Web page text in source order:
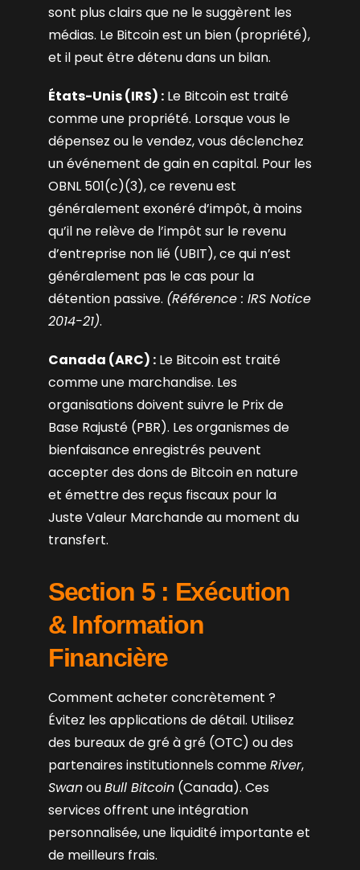
sont plus clairs que ne le suggèrent les
médias. Le Bitcoin est un bien (propriété),
et il peut être détenu dans un bilan.
États-Unis (IRS) : Le Bitcoin est traité
comme une propriété. Lorsque vous le
dépensez ou le vendez, vous déclenchez
un événement de gain en capital. Pour les
OBNL 501(c)(3), ce revenu est
généralement exonéré d’impôt, à moins
qu’il ne relève de l’impôt sur le revenu
d’entreprise non lié (UBIT), ce qui n’est
généralement pas le cas pour la
détention passive. (Référence : IRS Notice
2014-21).
Canada (ARC) : Le Bitcoin est traité
comme une marchandise. Les
organisations doivent suivre le Prix de
Base Rajusté (PBR). Les organismes de
bienfaisance enregistrés peuvent
accepter des dons de Bitcoin en nature
et émettre des reçus fiscaux pour la
Juste Valeur Marchande au moment du
transfert.
Section 5 : Exécution
& Information
Financière
Comment acheter concrètement ?
Évitez les applications de détail. Utilisez
des bureaux de gré à gré (OTC) ou des
partenaires institutionnels commeRiver,
SwanouBull Bitcoin (Canada). Ces
services offrent une intégration
personnalisée, une liquidité importante et
de meilleurs frais.